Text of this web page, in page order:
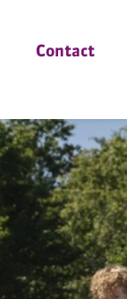
Contact